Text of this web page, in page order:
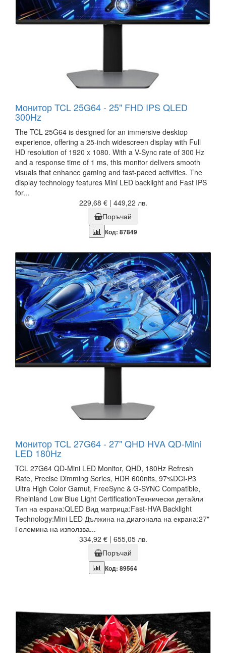
Монитор TCL 25G64 - 25" FHD IPS QLED
300Hz
The TCL 25G64 is designed for an immersive desktop
experience, offering a 25-inch widescreen display with Full
HD resolution of 1920 x 1080. With a V-Sync rate of 300 Hz
and a response time of 1 ms, this monitor delivers smooth
visuals that enhance gaming and fast-paced activities. The
display technology features Mini LED backlight and Fast IPS
for...
229,68 € | 449,22 лв.
Поръчай
Код: 87849
Монитор TCL 27G64 - 27" QHD HVA QD-Mini
LED 180Hz
TCL 27G64 QD-Mini LED Monitor, QHD, 180Hz Refresh
Rate, Precise Dimming Series, HDR 600nits, 97%DCI-P3
Ultra High Color Gamut, FreeSync & G-SYNC Compatible,
Rheinland Low Blue Light CertificationТехнически детайли
Тип на екрана:QLED Вид матрица:Fast-HVA Backlight
Technology:Mini LED Дължина на диагонала на екрана:27"
Големина на използва...
334,92 € | 655,05 лв.
Поръчай
Код: 89564